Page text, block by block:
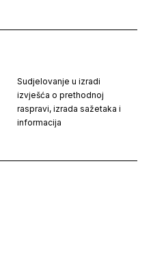
Sudjelovanje u izradi
izvješća o prethodnoj
raspravi, izrada sažetaka i
informacija